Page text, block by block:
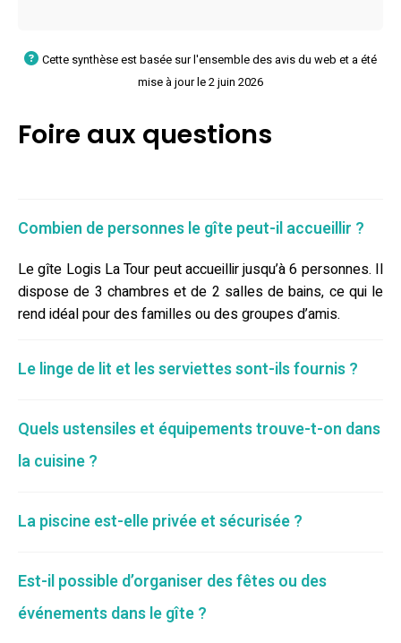
Cette synthèse est basée sur l'ensemble des avis du web et a été
mise à jour le 2 juin 2026
Foire aux questions
Combien de personnes le gîte peut-il accueillir ?
Le gîte Logis La Tour peut accueillir jusqu’à 6 personnes. Il
dispose de 3 chambres et de 2 salles de bains, ce qui le
rend idéal pour des familles ou des groupes d’amis.
Le linge de lit et les serviettes sont-ils fournis ?
Quels ustensiles et équipements trouve-t-on dans
la cuisine ?
La piscine est-elle privée et sécurisée ?
Est-il possible d’organiser des fêtes ou des
événements dans le gîte ?